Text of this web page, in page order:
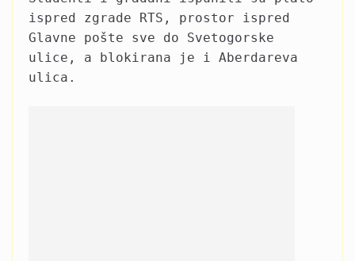
ispred zgrade RTS, prostor ispred
Glavne pošte sve do Svetogorske
ulice, a blokirana je i Aberdareva
ulica.